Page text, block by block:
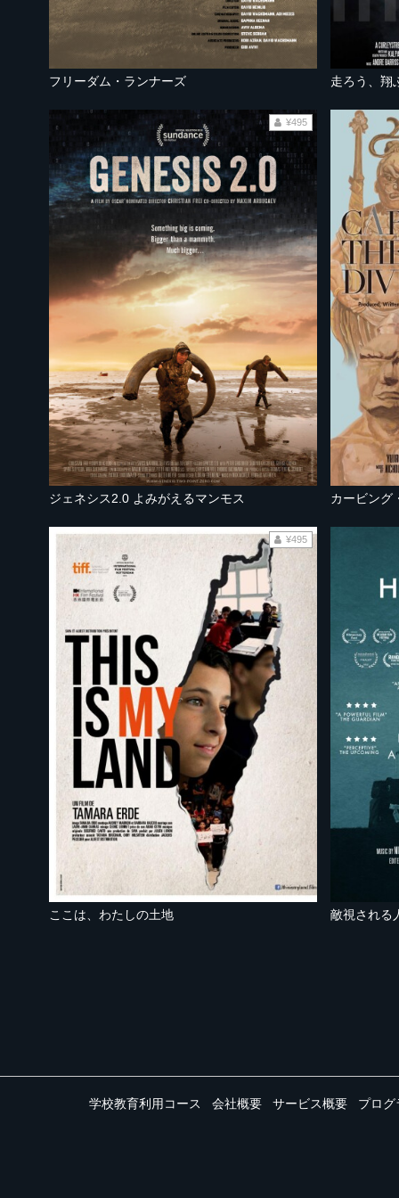
フリーダム・ランナーズ 走ろう、翔
ジェネシス2.0 よみがえるマンモス
¥495
カービング
ここは、わたしの土地
¥495
敵視される
学校教育利用コース 会社概要 サービス概要 プログ